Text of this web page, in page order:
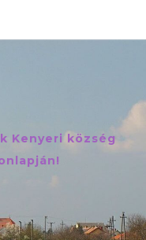
Kenyeri község